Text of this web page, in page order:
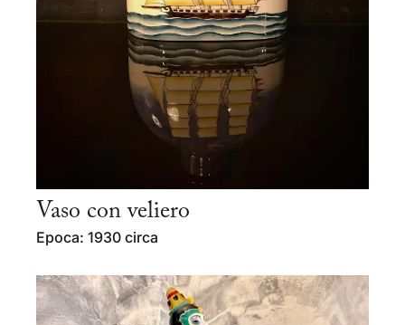
Vaso con veliero
Epoca: 1930 circa